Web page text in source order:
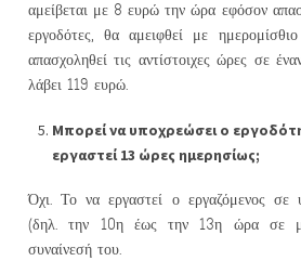
αμείβεται με 8 ευρώ την ώρα εφόσον
εργοδότες, θα αμειφθεί με
απασχοληθεί τις αντίστοιχες ώρες σε
λάβει 119 ευρώ.
Μπορεί να υποχρεώσει ο
εργαστεί 13 ώρες ημερησίως;
Όχι. Το να εργαστεί ο εργαζόμενος σε
(δηλ. την 10η έως την 13η ώρα σε
συναίνεσή του.